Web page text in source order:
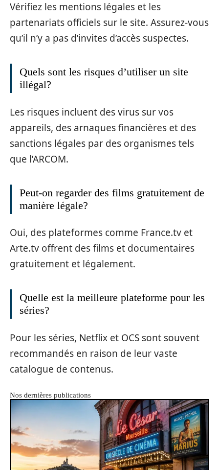
Vérifiez les mentions légales et les
partenariats officiels sur le site. Assurez-vous
qu’il n’y a pas d’invites d’accès suspectes.
Quels sont les risques d’utiliser un site
illégal?
Les risques incluent des virus sur vos
appareils, des arnaques financières et des
sanctions légales par des organismes tels
que l’ARCOM.
Peut-on regarder des films gratuitement de
manière légale?
Oui, des plateformes comme France.tv et
Arte.tv offrent des films et documentaires
gratuitement et légalement.
Quelle est la meilleure plateforme pour les
séries?
Pour les séries, Netflix et OCS sont souvent
recommandés en raison de leur vaste
catalogue de contenus.
Nos dernières publications